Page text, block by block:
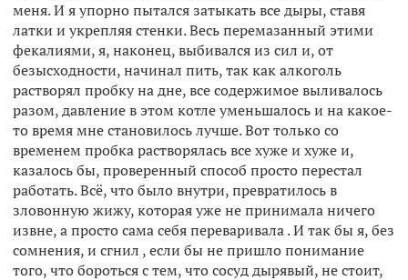
меня. И я упорно пытался затыкать все дыры, ставя
латки и укрепляя стенки. Весь перемазанный этими
фекалиями, я, наконец, выбивался из сил и, от
безысходности, начинал пить, так как алкоголь
растворял пробку на дне, все содержимое выливалось
разом, давление в этом котле уменьшалось и на какое-
то время мне становилось лучше. Вот только со
временем пробка растворялась все хуже и хуже и,
казалось бы, проверенный способ просто перестал
работать. Всё, что было внутри, превратилось в
зловонную жижу, которая уже не принимала ничего
извне, а просто сама себя переваривала . И так бы я, без
сомнения, и сгнил , если бы не пришло понимание
того, что бороться с тем, что сосуд дырявый, не стоит,